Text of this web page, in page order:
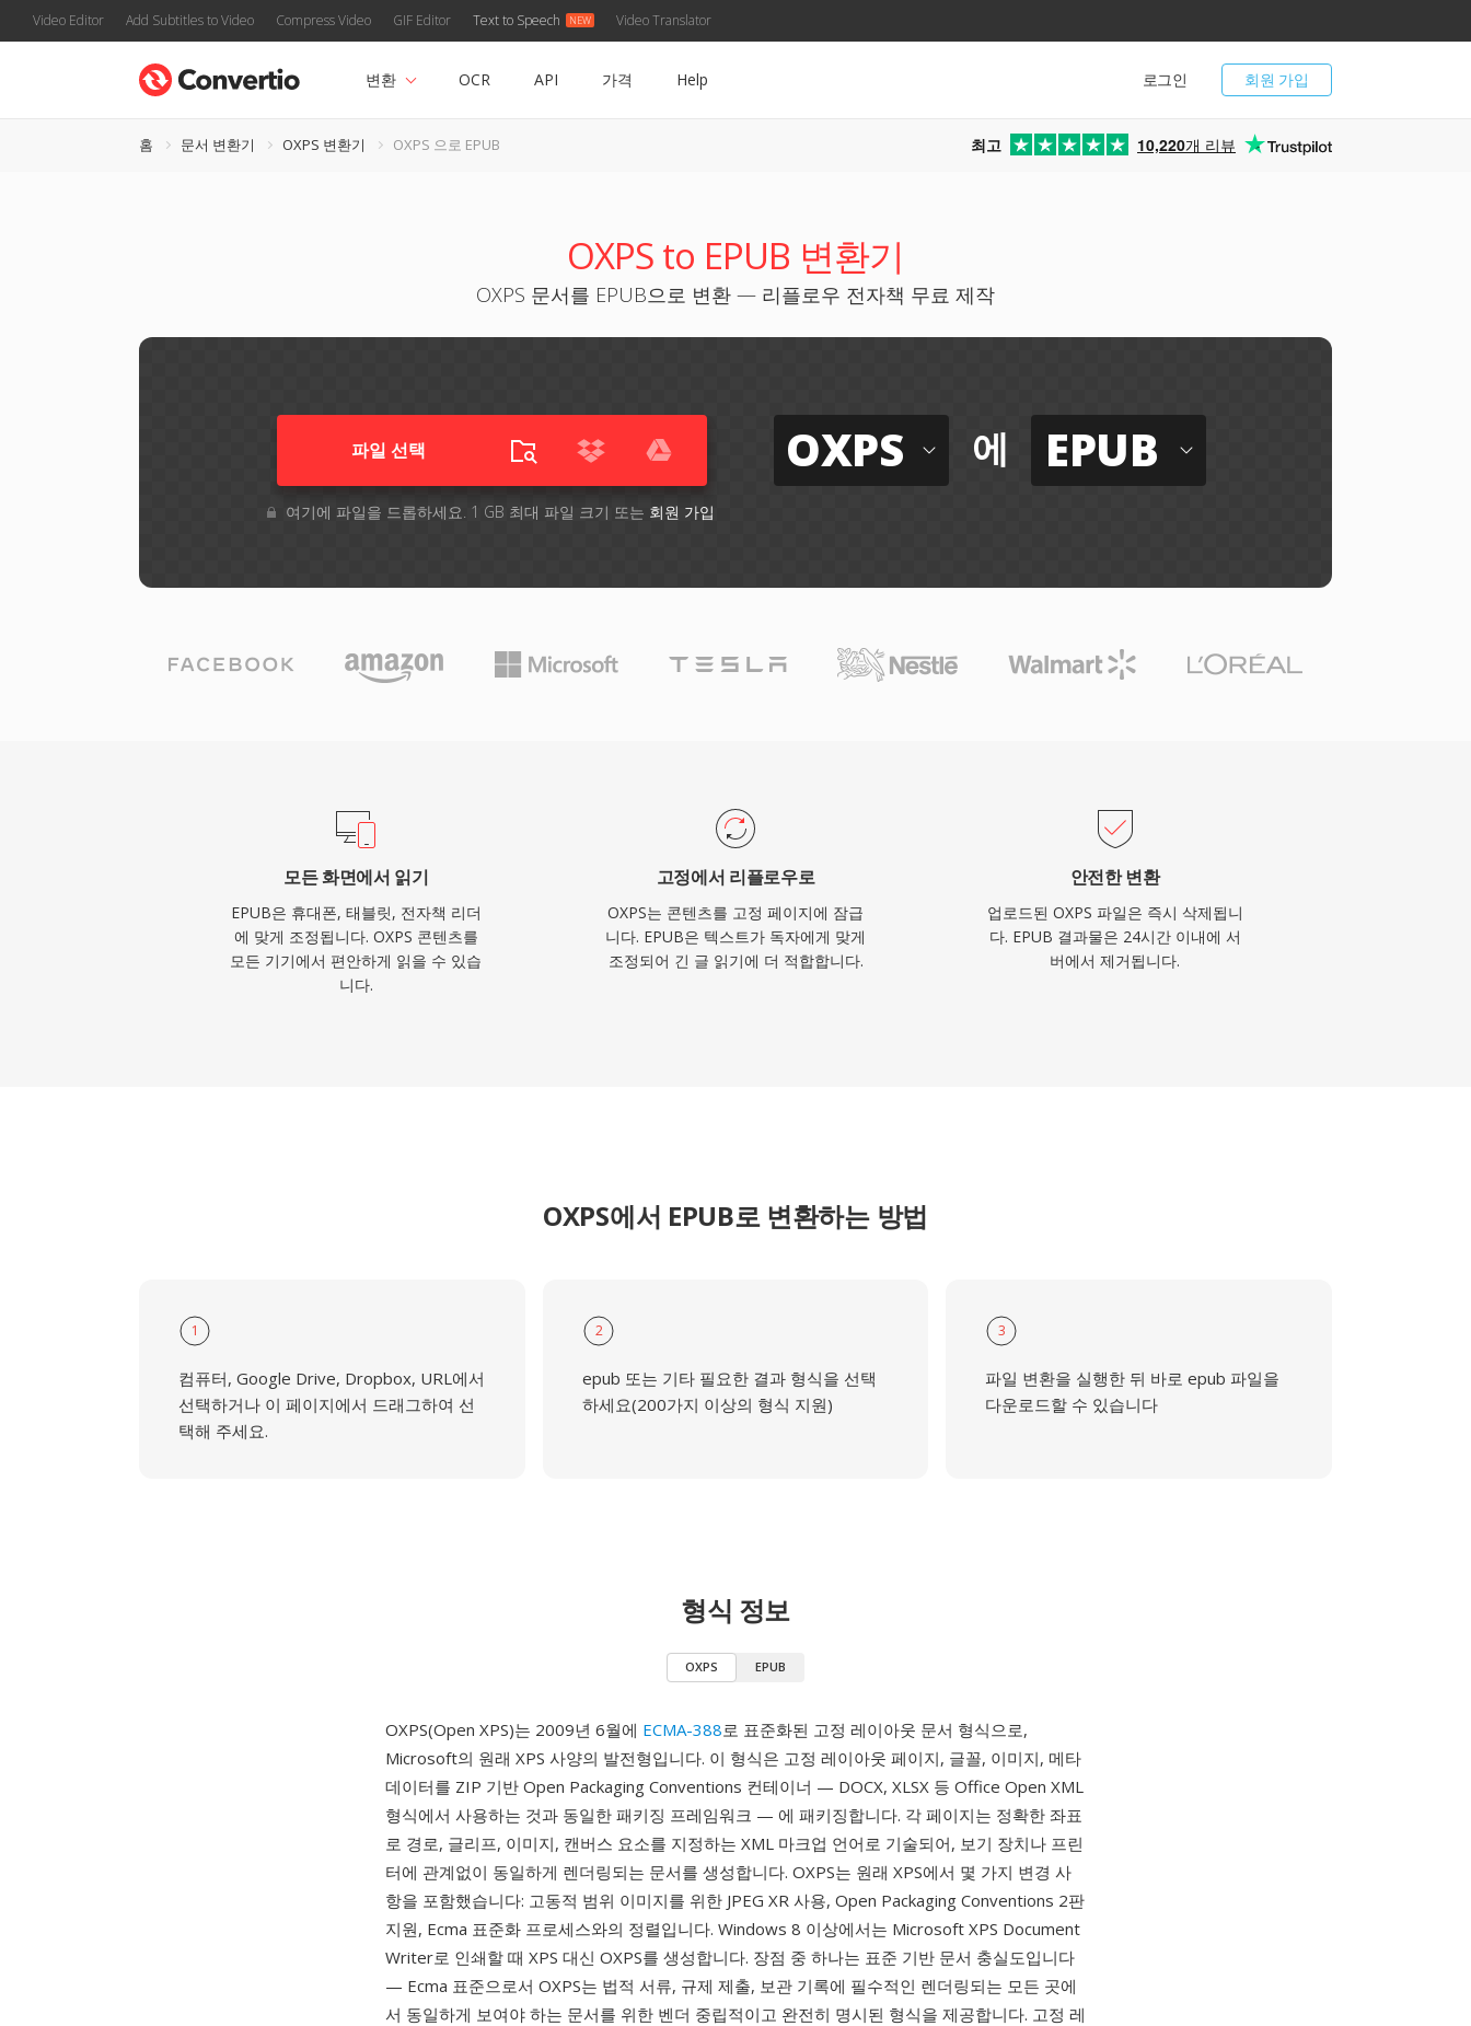
Video Editor Add Subtitles to Video Compress Video GIF Editor Text to Speech Video Translator
회원 가입
로그인
변환 OCR API 가격 Help
홈 문서 변환기 OXPS 변환기 OXPS 으로 EPUB 최고 10,220개 리뷰
OXPS to EPUB 변환기
OXPS 문서를 EPUB으로 변환 — 리플로우 전자책 무료 제작
파일 선택
여기에 파일을 드롭하세요. 1 GB 최대 파일 크기 또는 회원 가입
OXPS 에 EPUB
모든 화면에서 읽기
EPUB은 휴대폰, 태블릿, 전자책 리더
에 맞게 조정됩니다. OXPS 콘텐츠를
모든 기기에서 편안하게 읽을 수 있습
니다.
고정에서 리플로우로
OXPS는 콘텐츠를 고정 페이지에 잠급
니다. EPUB은 텍스트가 독자에게 맞게
조정되어 긴 글 읽기에 더 적합합니다.
안전한 변환
업로드된 OXPS 파일은 즉시 삭제됩니
다. EPUB 결과물은 24시간 이내에 서
버에서 제거됩니다.
OXPS에서 EPUB로 변환하는 방법
1
컴퓨터, Google Drive, Dropbox, URL에서
선택하거나 이 페이지에서 드래그하여 선
택해 주세요.
2
epub 또는 기타 필요한 결과 형식을 선택
하세요(200가지 이상의 형식 지원)
3
파일 변환을 실행한 뒤 바로 epub 파일을
다운로드할 수 있습니다
형식 정보
OXPS EPUB
OXPS(Open XPS)는 2009년 6월에 ECMA-388로 표준화된 고정 레이아웃 문서 형식으로,
Microsoft의 원래 XPS 사양의 발전형입니다. 이 형식은 고정 레이아웃 페이지, 글꼴, 이미지, 메타
데이터를 ZIP 기반 Open Packaging Conventions 컨테이너 — DOCX, XLSX 등 Office Open XML
형식에서 사용하는 것과 동일한 패키징 프레임워크 — 에 패키징합니다. 각 페이지는 정확한 좌표
로 경로, 글리프, 이미지, 캔버스 요소를 지정하는 XML 마크업 언어로 기술되어, 보기 장치나 프린
터에 관계없이 동일하게 렌더링되는 문서를 생성합니다. OXPS는 원래 XPS에서 몇 가지 변경 사
항을 포함했습니다: 고동적 범위 이미지를 위한 JPEG XR 사용, Open Packaging Conventions 2판
지원, Ecma 표준화 프로세스와의 정렬입니다. Windows 8 이상에서는 Microsoft XPS Document
Writer로 인쇄할 때 XPS 대신 OXPS를 생성합니다. 장점 중 하나는 표준 기반 문서 충실도입니다
— Ecma 표준으로서 OXPS는 법적 서류, 규제 제출, 보관 기록에 필수적인 렌더링되는 모든 곳에
서 동일하게 보여야 하는 문서를 위한 벤더 중립적이고 완전히 명시된 형식을 제공합니다. 고정 레